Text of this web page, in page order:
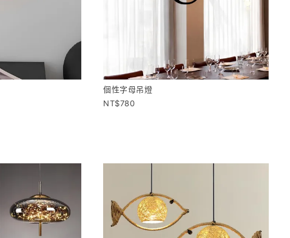
個性字母吊燈
780